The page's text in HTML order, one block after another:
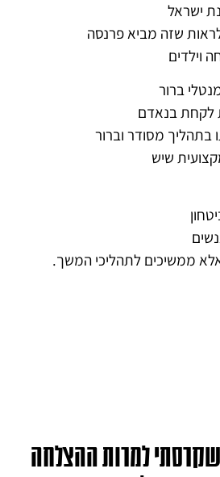
ישראל
שזה מביא פרנסה
וילדים
ברור
לקחת בנאדם
בתהליך מסודר וברור
שיש
ממשיכים לתהליכי המשך.
למרות ההצלחה